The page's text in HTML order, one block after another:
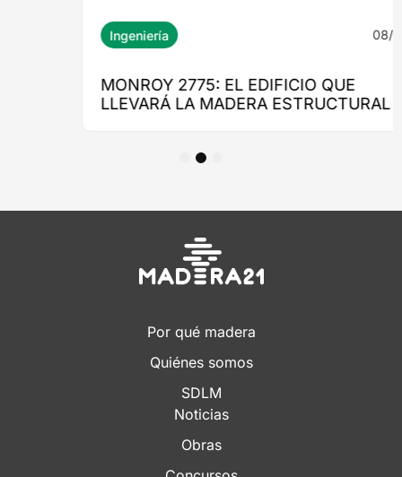
Por qué madera
Quiénes somos
SDLM
Noticias
Obras